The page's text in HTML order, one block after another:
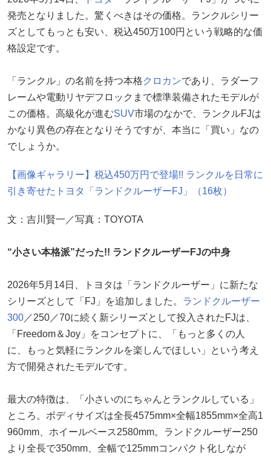
発売となりました。驚くべきはその価格。ランクルシリー
ズとしてもっとも安い、税込450万100円という戦略的な価
格設定です。
「ランクル」の名前を持つ本格クロカンであり、ラダーフ
レームや電動リヤデフロックまで標準装備されたモデルが
この価格。高級化が進むSUV市場のなかで、ランクルFJは
かなり異色の存在となりそうですが、本当に「買い」なの
でしょうか。
【画像ギャラリー】税込450万円で登場!! ランクルを日常に
引き寄せたトヨタ「ランドクルーザーFJ」（16枚）
文：吉川賢一／写真：TOYOTA
“小さい本格派”だった!! ランドクルーザーFJの中身
2026年5月14日、トヨタは「ランドクルーザー」に新たな
シリーズとして「FJ」を追加しました。 ランドクルーザー
300 ／250／70に続く新シリーズとして投入されたFJは、
「Freedom＆Joy」をコンセプトに、「もっと多くの人
に、もっと気軽にランクルを楽しんでほしい」という考え
方で開発されたモデルです。
最大の特徴は、「小さいのにちゃんとランクルしている」
ところ。ボディサイズは全長4575mm×全幅1855mm×全高1
960mm、ホイールベース2580mm。ランドクルーザー250
より全長で350mm、全幅で125mmコンパクト化しなが